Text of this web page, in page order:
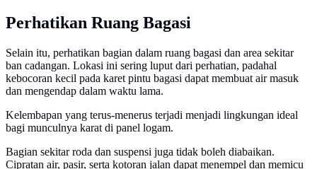
Perhatikan Ruang Bagasi
Selain itu, perhatikan bagian dalam ruang bagasi dan area sekitar
ban cadangan. Lokasi ini sering luput dari perhatian, padahal
kebocoran kecil pada karet pintu bagasi dapat membuat air masuk
dan mengendap dalam waktu lama.
Kelembapan yang terus-menerus terjadi menjadi lingkungan ideal
bagi munculnya karat di panel logam.
Bagian sekitar roda dan suspensi juga tidak boleh diabaikan.
Cipratan air, pasir, serta kotoran jalan dapat menempel dan memicu